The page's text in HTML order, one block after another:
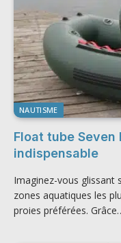
NAUTISME
Float tube Seven
indispensable
Imaginez-vous glissant
zones aquatiques les
proies préférées.